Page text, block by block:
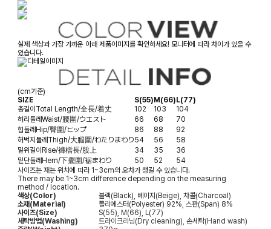
실제 색상과 가장 가까운 아래 제품이미지를 확인하세요! 모니터에 따라 차이가 있을 수
있습니다.
(cm기준)
SIZE
S(55)M(66)L(77)
총길이Total Length/全長/着丈 102 103
104
허리둘레Waist/腰圍/ウエスト 66 68
70
힙둘레Hip/臀圍/ヒップ 86 88
92
허벅지둘레Thigh/大腿圍/わたりまわり54 56
58
밑위길이Rise/褲檔長/股上 34 35
36
밑단둘레Hem/下擺圍/裾まわり 50 52
54
사이즈는 재는 위치에 따라 1~3cm의 오차가 생길 수 있습니다.
There may be 1~3cm difference depending on the measuring
method / location.
색상(Color)
블랙(Black), 베이지(Beige), 챠콜(Charcoal)
소재(Material)
폴리에스터(Polyester) 92%, 스판(Span) 8%
사이즈(Size)
S(55), M(66), L(77)
세탁방법(Washing)
드라이크리닝(Dry cleaning), 손세탁(Hand wash)